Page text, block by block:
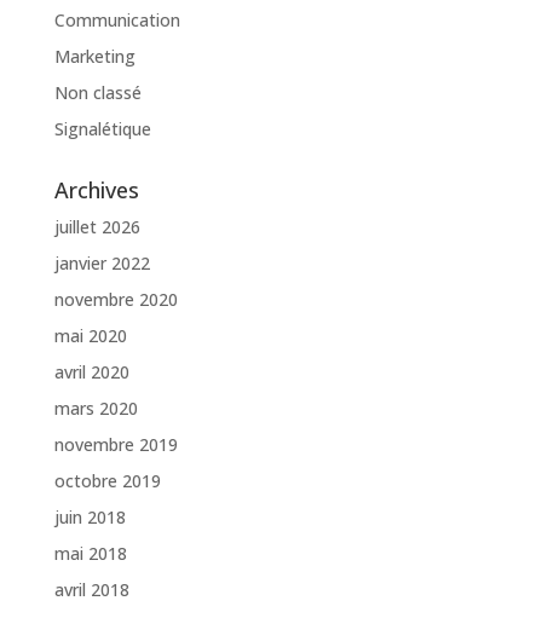
Communication
Marketing
Non classé
Signalétique
Archives
juillet 2026
janvier 2022
novembre 2020
mai 2020
avril 2020
mars 2020
novembre 2019
octobre 2019
juin 2018
mai 2018
avril 2018